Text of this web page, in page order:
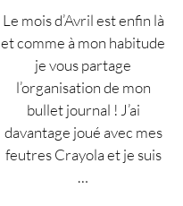
Le mois d’Avril est enfin là
et comme à mon habitude
je vous partage
l’organisation de mon
bullet journal ! J’ai
davantage joué avec mes
feutres Crayola et je suis
…